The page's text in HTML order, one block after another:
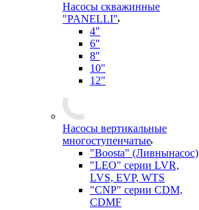
Насосы скважинные
"PANELLI"
4"
6"
8"
10"
12"
Насосы вертикальные
многоступенчатые
"Boosta" (Ливнынасос)
"LEO" серии LVR,
LVS, EVP, WTS
"CNP" серии CDM,
CDMF